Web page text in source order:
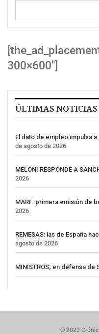
300×600″]
ÚLTIMAS NOTICIAS
El dato de empleo impulsa
de agosto de 2026
MELONI RESPONDE A
2026
MARF: primera emisión de
2026
REMESAS: las de España
agosto de 2026
MINISTROS; en defensa de
© 2023